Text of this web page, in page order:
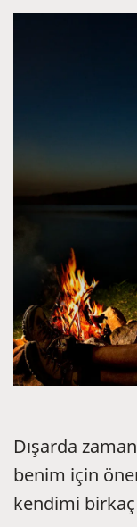
Dışarda
benim için
kendimi birkaç